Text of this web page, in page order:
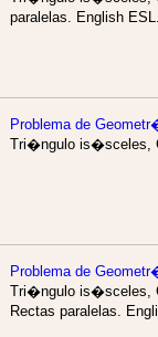
paralelas. English
Problema de
Tri�ngulo is�sceles,
Problema de
Tri�ngulo is�sceles,
Rectas paralelas.